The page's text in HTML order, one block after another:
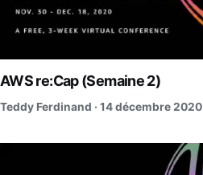
AWS re:Cap (Semaine 2)
Teddy Ferdinand · 14 décembre 2020